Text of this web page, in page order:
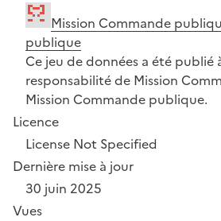
Mission Commande
publique
Ce jeu de données a été publié
responsabilité de Mission
Mission Commande publique.
Licence
License Not Specified
Dernière mise à jour
30 juin 2025
Vues